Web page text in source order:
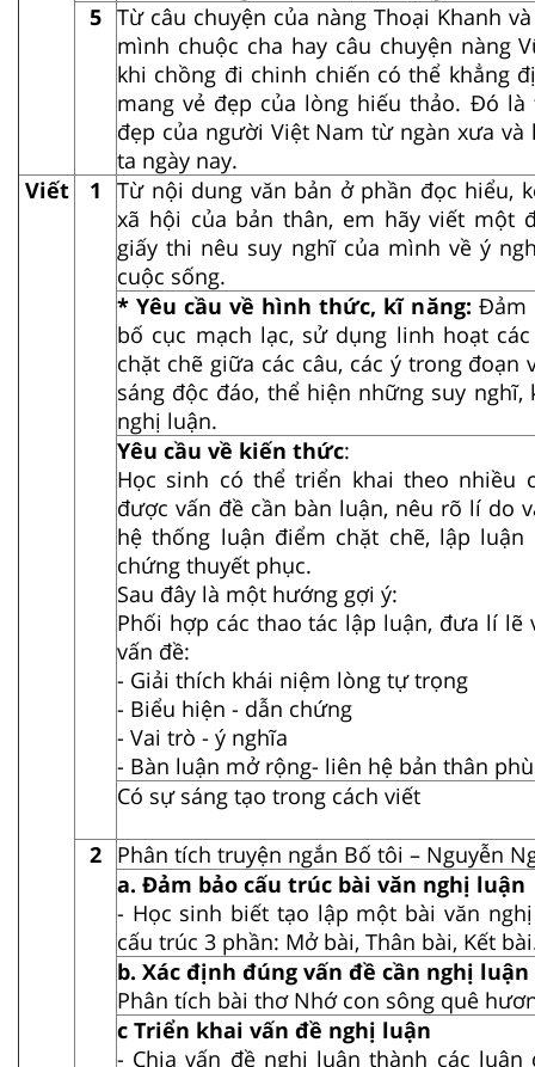
5 Từ câu chuyện của nàng Thoại Khanh
mình chuộc cha hay câu chuyện nàng
khi chồng đi chinh chiến có thể khẳng
mang vẻ đẹp của lòng hiếu thảo. Đó
đẹp của người Việt Nam từ ngàn xưa
ta ngày nay.
Viết
1
Từ nội dung văn bản ở phần đọc hiểu,
xã hội của bản thân, em hãy viết một
giấy thi nêu suy nghĩ của mình về ý
cuộc sống.
* Yêu cầu về hình thức, kĩ năng: Đảm
bố cục mạch lạc, sử dụng linh hoạt
chặt chẽ giữa các câu, các ý trong đoạn
sáng độc đáo, thể hiện những suy
nghị luận.
Yêu cầu về kiến thức:
Học sinh có thể triển khai theo nhiều
được vấn đề cần bàn luận, nêu rõ lí do
hệ thống luận điểm chặt chẽ, lập
chứng thuyết phục.
Sau đây là một hướng gợi ý:
Phối hợp các thao tác lập luận, đưa lí lẽ
vấn đề:
- Giải thích khái niệm lòng tự trọng
- Biểu hiện - dẫn chứng
- Vai trò - ý nghĩa
- Bàn luận mở rộng- liên hệ bản thân
Có sự sáng tạo trong cách viết
2 Phân tích truyện ngắn Bố tôi – Nguyễn
a. Đảm bảo cấu trúc bài văn nghị luận
- Học sinh biết tạo lập một bài văn
cấu trúc 3 phần: Mở bài, Thân bài, Kết
b. Xác định đúng vấn đề cần nghị luận
Phân tích bài thơ Nhớ con sông quê
c Triển khai vấn đề nghị luận
- Chia vấn đề nghị luận thành các